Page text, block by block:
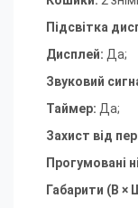
Підсвітка
Дисплей: Да;
Звуковий
Таймер: Да;
Захист від
Прогумовані
Габарити (В ×